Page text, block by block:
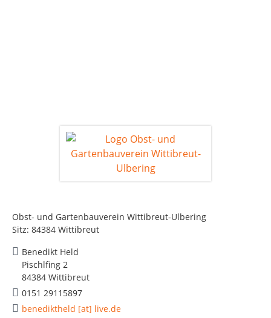
Obst- und Gartenbauverein Wittibreut-Ulbering
Sitz: 84384 Wittibreut
Benedikt Held
Pischlfing 2
84384 Wittibreut
0151 29115897
benediktheld [at] live.de